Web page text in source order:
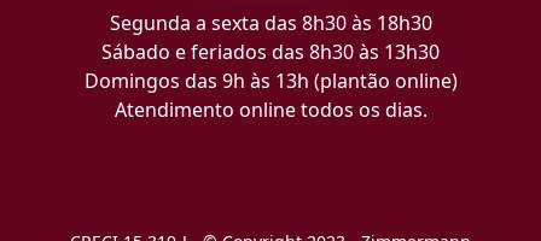
Segunda a sexta das 8h30 às 18h30
Sábado e feriados das 8h30 às 13h30
Domingos das 9h às 13h (plantão online)
Atendimento online todos os dias.